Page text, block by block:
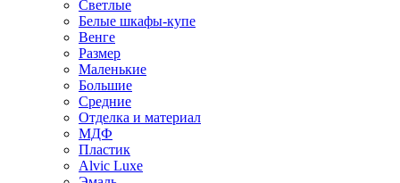
Светлые
Белые шкафы-купе
Венге
Размер
Маленькие
Большие
Средние
Отделка и материал
МДФ
Пластик
Alvic Luxe